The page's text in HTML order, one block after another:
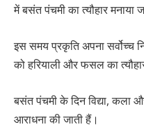
में बसंत पंचमी का त्यौहार मनाया
इस समय प्रकृति अपना सर्वोच्च
को हरियाली और फसल का
बसंत पंचमी के दिन विद्या, कला
आराधना की जाती हैं।